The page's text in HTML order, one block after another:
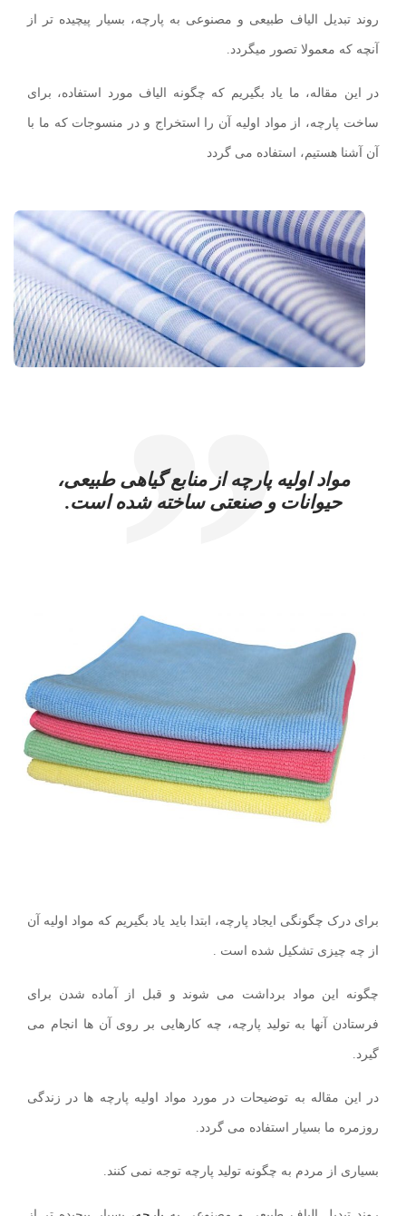
روند تبدیل الیاف طبیعی و مصنوعی به پارچه، بسیار پیچیده تر از
آنچه که معمولا تصور میگردد.
در این مقاله، ما یاد بگیریم که چگونه الیاف مورد استفاده، برای
ساخت پارچه، از مواد اولیه آن را استخراج و در منسوجات که ما با
آن آشنا هستیم، استفاده می گردد
مواد اولیه پارچه از منابع گیاهی طبیعی،
حیوانات و صنعتی ساخته شده است.
برای درک چگونگی ایجاد پارچه، ابتدا باید یاد بگیریم که مواد اولیه آن
از چه چیزی تشکیل شده است .
چگونه این مواد برداشت می شوند و قبل از آماده شدن برای
فرستادن آنها به تولید پارچه، چه کارهایی بر روی آن ها انجام می
گیرد.
در این مقاله به توضیحات در مورد مواد اولیه پارچه ها در زندگی
روزمره ما بسیار استفاده می گردد.
بسیاری از مردم به چگونه تولید پارچه توجه نمی کنند.